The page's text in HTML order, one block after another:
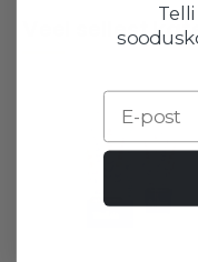
Veel sellest